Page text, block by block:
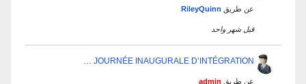
عن طريق RileyQuinn
قبل شهر واحد
JOURNÉE INAUGURALE D’INTÉGRATION …
عن طريق admin